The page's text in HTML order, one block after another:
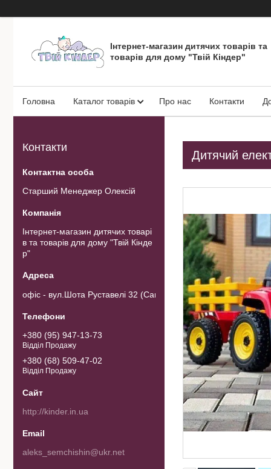
Інтернет-магазин дитячих товарів та
товарів для дому "Твій Кіндер"
Головна Каталог товарів Про нас Контакти
Дитячий
Контакти
Старший Менеджер Олексій
Інтернет-магазин дитячих товарі
в та товарів для дому "Твій Кінде
р"
офіс - вул.Шота Руставелі 32 (Самовивозу товару немає).
+380 (95) 947-13-73
Відділ Продажу
+380 (68) 509-47-02
Відділ Продажу
http://kinder.in.ua
aleks_semchishin@ukr.net